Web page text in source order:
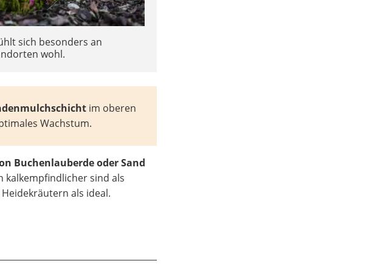
sich besonders an
wohl.
im oberen
Wachstum.
Buchenlauberde oder Sand
kalkempfindlicher sind als
als ideal.